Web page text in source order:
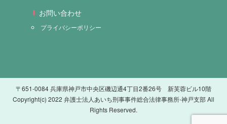
お問い合わせ
プライバシーポリシー
〒651-0084 兵庫県神戸市中央区磯辺通4丁目2番26号 新芙蓉ビル10階
Copyright(c) 2022 弁護士法人あいち刑事事件総合法律事務所-神戸支部 All
Rights Reserved.